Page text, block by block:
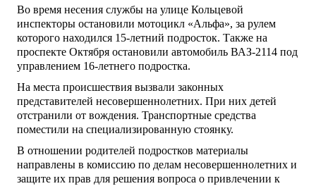
Во время несения службы на улице Кольцевой
инспекторы остановили мотоцикл «Альфа», за рулем
которого находился 15-летний подросток. Также на
проспекте Октября остановили автомобиль ВАЗ-2114 под
управлением 16-летнего подростка.
На места происшествия вызвали законных
представителей несовершеннолетних. При них детей
отстранили от вождения. Транспортные средства
поместили на специализированную стоянку.
В отношении родителей подростков материалы
направлены в комиссию по делам несовершеннолетних и
защите их прав для решения вопроса о привлечении к